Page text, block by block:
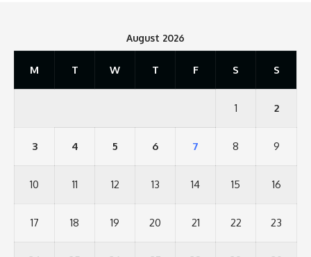
August 2026
M T W T F S S
1 2
3 4 5 6 7 8 9
10 11 12 13 14 15 16
17 18 19 20 21 22 23